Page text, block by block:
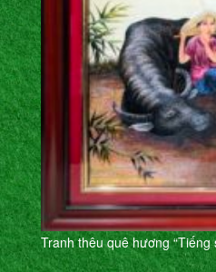
Tranh thêu quê hương “Tiếng